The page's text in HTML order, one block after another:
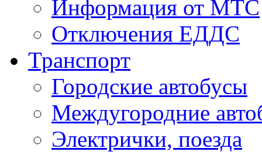
Информация от МТС
Отключения ЕДДС
Транспорт
Городские автобусы
Междугородние
Электрички, поезда